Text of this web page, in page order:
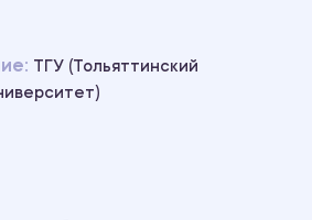
ТГУ (Тольяттинский